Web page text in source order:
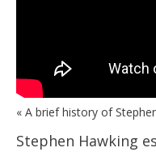
« A brief history of
Stephen Hawking